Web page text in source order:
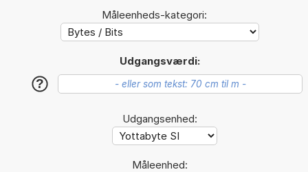
Måleenheds-kategori:
Udgangsværdi:
?
Udgangsenhed:
Måleenhed: